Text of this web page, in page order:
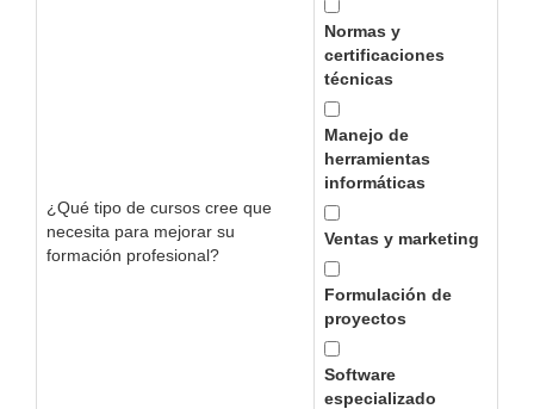
¿Qué tipo de cursos cree que
necesita para mejorar su
formación profesional?
Normas y
certificaciones
técnicas
Manejo de
herramientas
informáticas
Ventas y marketing
Formulación de
proyectos
Software
especializado